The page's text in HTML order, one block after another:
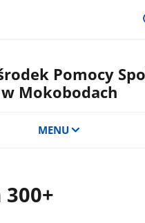
Pomocy
w Mokobodach
MENU